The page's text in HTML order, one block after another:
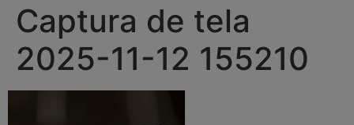
Captura de tela
2025-11-12 155210